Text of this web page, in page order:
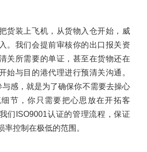
货装上飞机，从货物入仓开始，威
。我们会提前审核你的出口报关资
关所需要的单证，甚至在货物还在
始与目的港代理进行预清关沟通。
与感，就是为了确保你不需要去操心
节，你只需要把心思放在开拓客
们ISO9001认证的管理流程，保证
率控制在极低的范围。